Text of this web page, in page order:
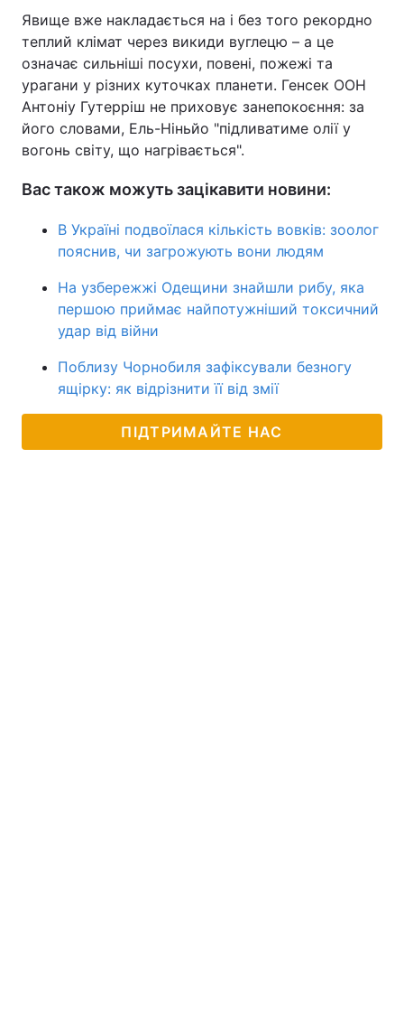
Явище вже накладається на і без того рекордно
теплий клімат через викиди вуглецю – а це
означає сильніші посухи, повені, пожежі та
урагани у різних куточках планети. Генсек ООН
Антоніу Гутерріш не приховує занепокоєння: за
його словами, Ель-Ніньйо "підливатиме олії у
вогонь світу, що нагрівається".
Вас також можуть зацікавити новини:
В Україні подвоїлася кількість вовків: зоолог
пояснив, чи загрожують вони людям
На узбережжі Одещини знайшли рибу, яка
першою приймає найпотужніший токсичний
удар від війни
Поблизу Чорнобиля зафіксували безногу
ящірку: як відрізнити її від змії
ПІДТРИМАЙТЕ НАС